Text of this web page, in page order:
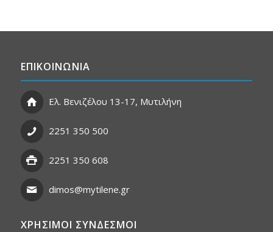
ΕΠΙΚΟΙΝΩΝΙΑ
Ελ. Βενιζέλου 13-17, Μυτιλήνη
2251 350 500
2251 350 608
dimos@mytilene.gr
ΧΡΗΣΙΜΟΙ ΣΥΝΔΕΣΜΟΙ